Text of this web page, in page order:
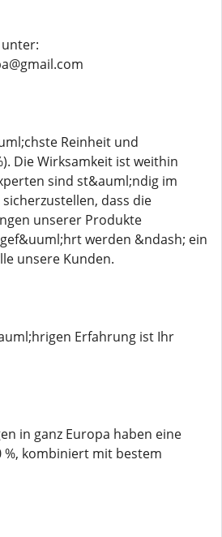
Reinheit und
Die Wirksamkeit ist weithin
sind st&auml;ndig im
dass die
unserer Produkte
werden &ndash; ein
unsere Kunden.
Erfahrung ist Ihr
in ganz Europa haben eine
%, kombiniert mit bestem